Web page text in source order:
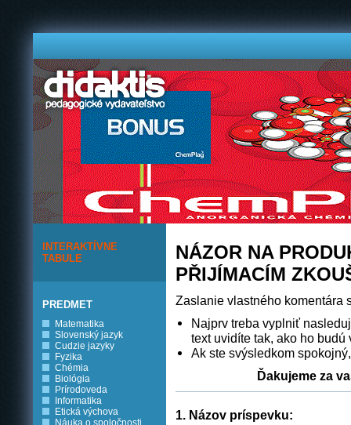
INTERAKTÍVNE
TABULE
PREDMET
Matematika
Slovenský jazyk
Cudzie jazyky
Fyzika
Chémia
Biológia
Prírodoveda
Informatika
Etická výchova
Náuka o spoločnosti
NÁZOR NA
PŘIJÍMACÍM
Zaslanie vlastného komentára
Najprv treba vyplniť
text uvidíte tak, ako ho
Ak ste svýsledkom
Ďakujeme za
1. Názov príspevku: